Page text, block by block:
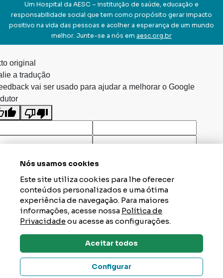
Um Hospital da AESC – instituição de saúde, educação e
responsabilidade social que tem como propósito gerar impacto
positivo na vida das pessoas e acolher a esperança de um mundo
melhor. Junte-se a nós em aesc.org.br
Dúvidas? Tire Aqui
Nós usamos cookies
Este site utiliza cookies para lhe oferecer
conteúdos personalizados e uma ótima
experiência de navegação. Para maiores
informações, acesse nossa Política de
Privacidadeou acesse as configurações.
Aceitar todos
Configurar
original
a tradução
vai ser usado para ajudar a melhorar o Google